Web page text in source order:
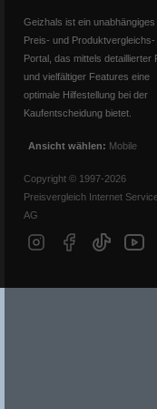
Geizhals ist ein unabhängiges
Preis- und Produktvergleichs-
Portal, das mittels detaillierter
und vielfältiger Features eine
optimale Hilfestellung bei der
Kaufentscheidung bietet.
Ansicht wählen: Mobile
Copyright © 1997-2026
Preisvergleich Internet
AG